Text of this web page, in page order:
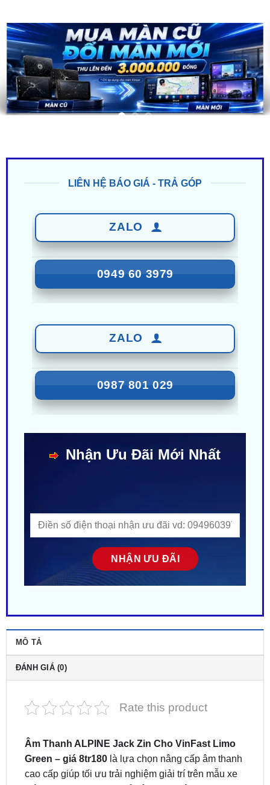
0949 60 3979
0987 801 029
ĐÁNH GIÁ (0)
Âm Thanh ALPINE Jack Zin Cho VinFast Limo
cao cấp giúp tối ưu trải nghiệm giải trí trên mẫu xe
điện Limo Green.Địa chỉ độ combo âm thanh
chính hãng uy tín tại TP.HCM & Bình Dương.